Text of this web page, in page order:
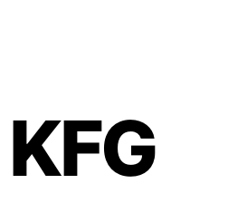
KFG